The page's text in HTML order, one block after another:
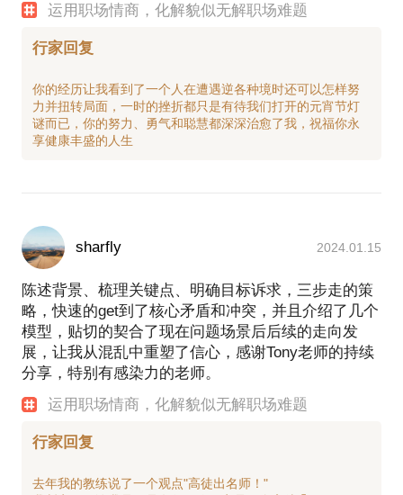
运用职场情商，化解貌似无解职场难题
行家回复
你的经历让我看到了一个人在遭遇逆各种境时还可以怎样努
力并扭转局面，一时的挫折都只是有待我们打开的元宵节灯
谜而已，你的努力、勇气和聪慧都深深治愈了我，祝福你永
sharfly 2024.01.15
陈述背景、梳理关键点、明确目标诉求，三步走的策
略，快速的get到了核心矛盾和冲突，并且介绍了几个
模型，贴切的契合了现在问题场景后后续的走向发
展，让我从混乱中重塑了信心，感谢Tony老师的持续
分享，特别有感染力的老师。
运用职场情商，化解貌似无解职场难题
行家回复
去年我的教练说了一个观点"高徒出名师！"